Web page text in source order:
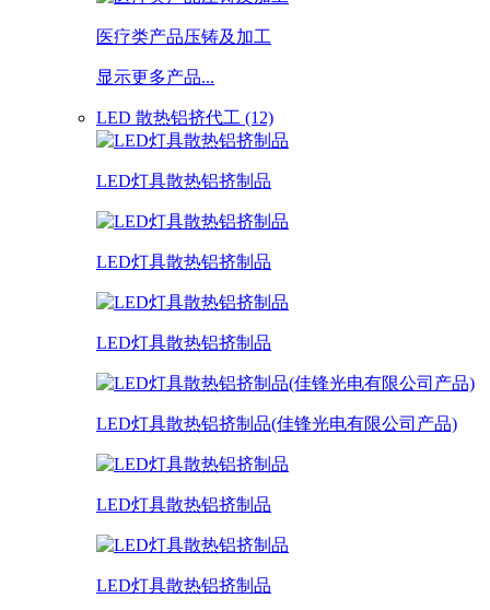
医疗类产品压铸及加工
显示更多产品...
LED 散热铝挤代工 (12)
LED灯具散热铝挤制品
LED灯具散热铝挤制品
LED灯具散热铝挤制品
LED灯具散热铝挤制品(佳锋光电有限公司产品)
LED灯具散热铝挤制品
LED灯具散热铝挤制品